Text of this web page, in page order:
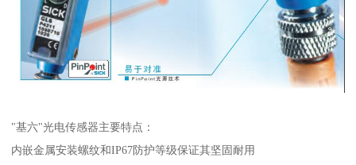
"基六"光电传感器主要特点：
内嵌金属安装螺纹和IP67防护等级保证其坚固耐用